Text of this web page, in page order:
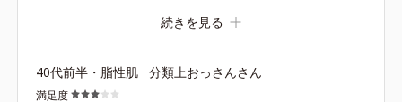
同時購入した明るめな色00と間違えやすい見た目です。
続きを見る
40代前半・脂性肌 分類上おっさんさん
満足度